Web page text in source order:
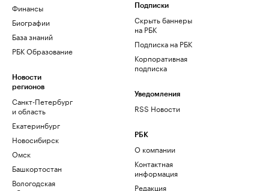
Финансы
Биографии
База знаний
РБК Образование
Новости
регионов
Санкт-Петербург
и область
Екатеринбург
Новосибирск
Омск
Башкортостан
Вологодская
Подписки
Скрыть баннеры
на РБК
Подписка на РБК
Корпоративная
подписка
Уведомления
RSS Новости
РБК
О компании
Контактная
информация
Редакция